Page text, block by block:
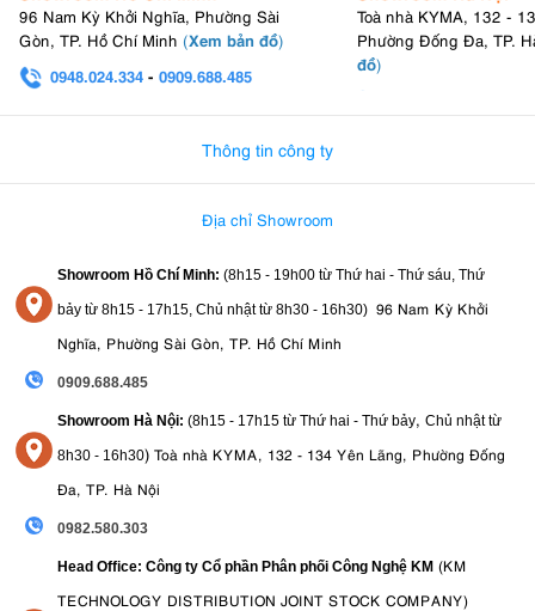
96 Nam Kỳ Khởi Nghĩa, Phường Sài
Gòn, TP. Hồ Chí Minh (Xem bản đồ)
0948.024.334 - 0909.688.485
Toà nhà KYMA, 132 -
Phường Đống Đa, TP.
đồ)
Thông tin công ty
Địa chỉ Showroom
Showroom Hồ Chí Minh: (8h15 - 19h00 từ Thứ hai - Thứ sáu, Thứ
bảy từ 8h15 - 17h15, Chủ nhật từ 8h30 - 16h30) 96 Nam Kỳ Khởi
Nghĩa, Phường Sài Gòn, TP. Hồ Chí Minh
0909.688.485
Showroom Hà Nội: (8h15 - 17h15 từ Thứ hai - Thứ bảy, Chủ nhật từ
8h30 - 16h30) Toà nhà KYMA, 132 - 134 Yên Lãng, Phường Đống
Đa, TP. Hà Nội
0982.580.303
Head Office: Công ty Cổ phần Phân phối Công Nghệ KM (KM
TECHNOLOGY DISTRIBUTION JOINT STOCK COMPANY)